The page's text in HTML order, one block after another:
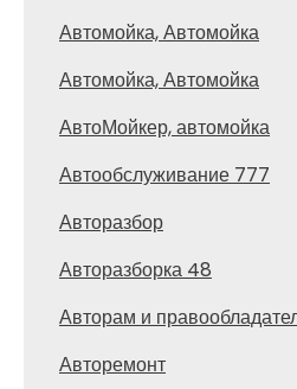
Автомойка, Автомойка
Автомойка, Автомойка
АвтоМойкер, автомойка
Автообслуживание 777
Авторазбор
Авторазборка 48
Авторам и
Авторемонт